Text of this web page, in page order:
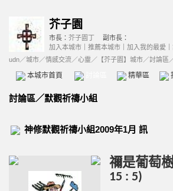
芥子園
市長： 芥子園丁
副市長：
加入本城市
推薦本城市 加入我的最愛
udn／城市／情感交流／心靈 ／ 【芥子園】城市／討論區
本城市首頁 精華區
討論區／默觀祈禱小組
神修默觀祈禱小組2009年1月 訊
禰是葡萄
15 : 5)